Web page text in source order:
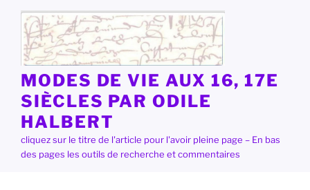
contenu
principal
MODES DE VIE AUX 16, 17E
SIÈCLES PAR ODILE
HALBERT
cliquez sur le titre de l'article pour l'avoir pleine page – En bas
des pages les outils de recherche et commentaires